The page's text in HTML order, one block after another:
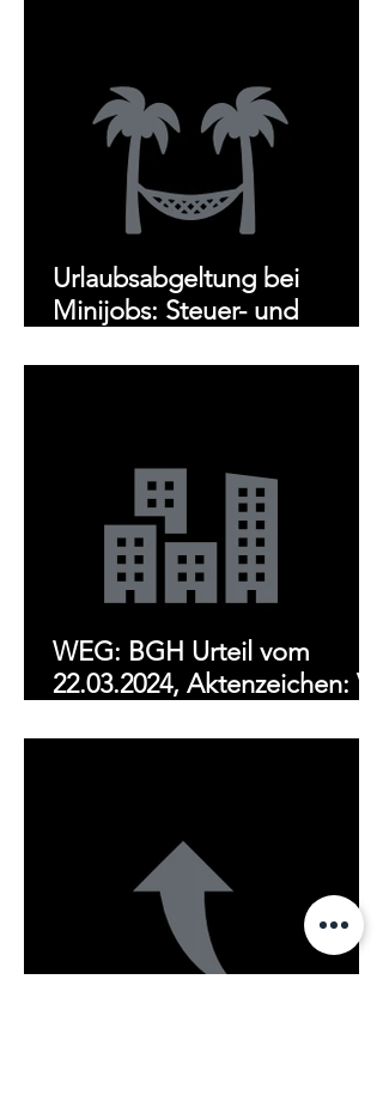
Urlaubsabgeltung bei
Minijobs: Steuer- und
Aspekte
WEG: BGH Urteil vom
22.03.2024, Aktenzeichen: V
Kostenverteilung nach § 16